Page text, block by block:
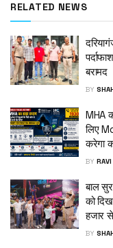
RELATED NEWS
बरामद
BY
MHA
लिए
करेगा
BY
बाल
को
हजार
BY